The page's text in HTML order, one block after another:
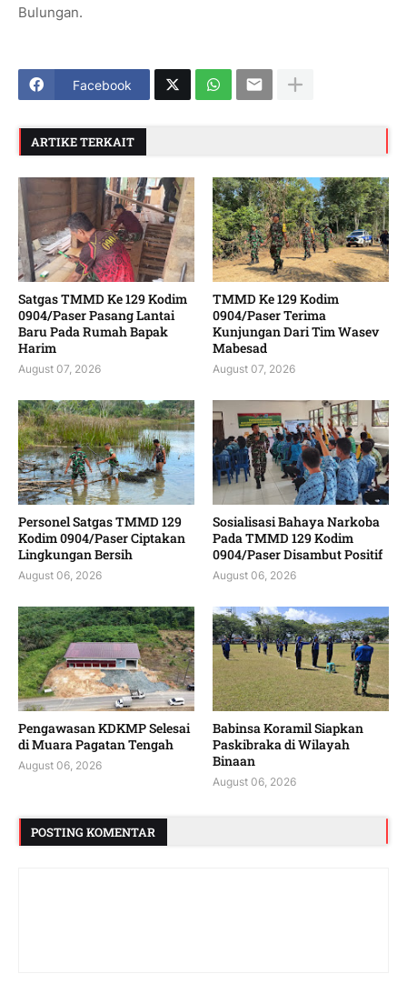
Bulungan.
Facebook
ARTIKE TERKAIT
Satgas TMMD Ke 129 Kodim
0904/Paser Pasang Lantai
Baru Pada Rumah Bapak
Harim
August 07, 2026
TMMD Ke 129 Kodim
0904/Paser Terima
Kunjungan Dari Tim Wasev
Mabesad
August 07, 2026
Personel Satgas TMMD 129
Kodim 0904/Paser Ciptakan
Lingkungan Bersih
August 06, 2026
Sosialisasi Bahaya Narkoba
Pada TMMD 129 Kodim
0904/Paser Disambut Positif
August 06, 2026
Pengawasan KDKMP Selesai
di Muara Pagatan Tengah
August 06, 2026
Babinsa Koramil Siapkan
Paskibraka di Wilayah
Binaan
August 06, 2026
POSTING KOMENTAR